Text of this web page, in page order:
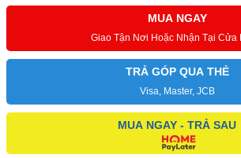
MUA NGAY
Giao Tận Nơi Hoặc Nhận Tại Cửa
TRẢ GÓP QUA THẺ
Visa, Master, JCB
MUA NGAY - TRẢ SAU